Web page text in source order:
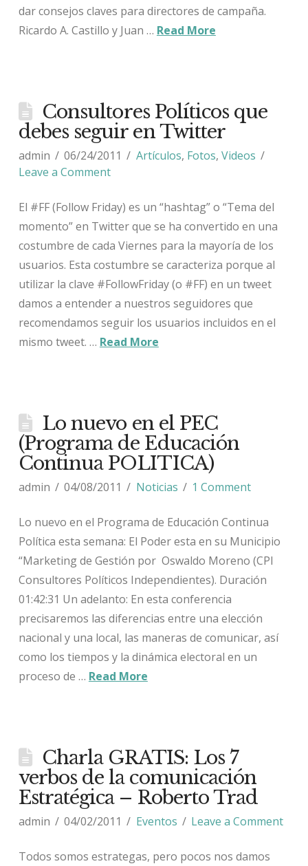
dar consejos claves para directores de campaña.
Ricardo A. Castillo y Juan … Read More
Consultores Políticos que
debes seguir en Twitter
admin 06/24/2011 Artículos, Fotos, Videos
Leave a Comment
El #FF (Follow Friday) es un “hashtag” o “Tema del
momento” en Twitter que se ha convertido en una
costumbre de cada Viernes para la mayoría de los
usuarios. Esta costumbre se caracteriza porque al
utilizar la clave #FollowFriday (o #FF) en un tweet
damos a entender a nuestros seguidores que
recomendamos seguir los usuarios incluidos en el
mismo tweet. … Read More
Lo nuevo en el PEC
(Programa de Educación
Continua POLITICA)
admin 04/08/2011 Noticias 1 Comment
Lo nuevo en el Programa de Educación Continua
Política esta semana: El Poder esta en su Municipio
“Marketing de Gestión por Oswaldo Moreno (CPI
Consultores Políticos Independientes). Duración
01:42:31 Un adelanto: En esta conferencia
precisaremos las diferencias entre una elección
nacional y una local, las maneras de comunicar, así
como los tiempos y la dinámica electoral en un
proceso de … Read More
Charla GRATIS: Los 7
verbos de la comunicación
Estratégica – Roberto Trad
admin 04/02/2011 Eventos Leave a Comment
Todos somos estrategas, pero pocos nos damos